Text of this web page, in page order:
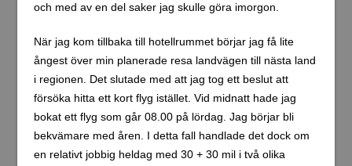
och med av en del saker jag skulle göra imorgon.
När jag kom tillbaka till hotellrummet börjar jag få lite
ångest över min planerade resa landvägen till nästa land
i regionen. Det slutade med att jag tog ett beslut att
försöka hitta ett kort flyg istället. Vid midnatt hade jag
bokat ett flyg som går 08.00 på lördag. Jag börjar bli
bekvämare med åren. I detta fall handlade det dock om
en relativt jobbig heldag med 30 + 30 mil i två olika